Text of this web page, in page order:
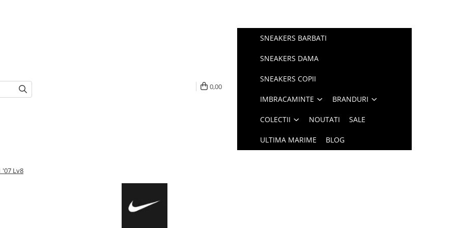
0,00
SNEAKERS BARBATI
SNEAKERS DAMA
SNEAKERS COPII
IMBRACAMINTE BRANDURI
COLECTII NOUTATI SALE
ULTIMA MARIME BLOG
'07 Lv8